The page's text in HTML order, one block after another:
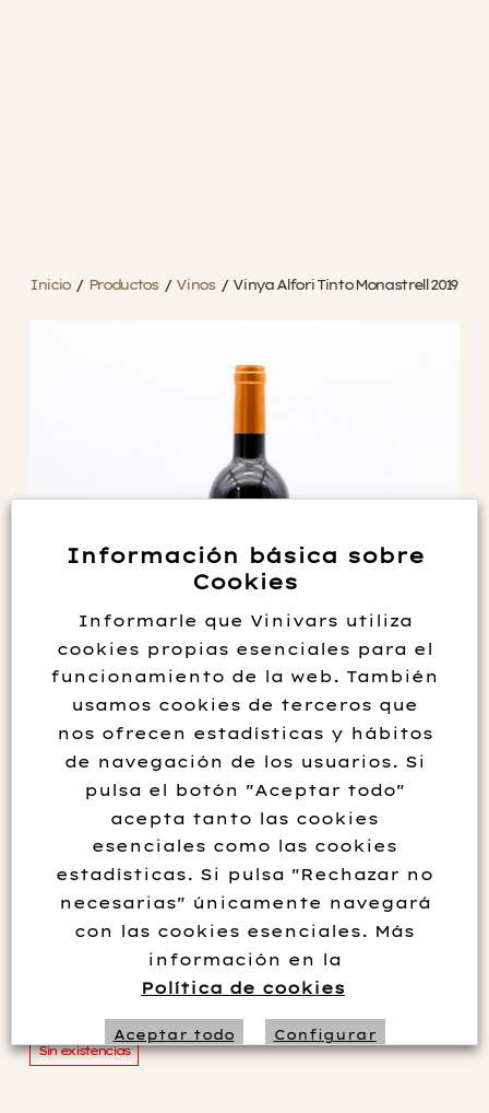
Inicio / Productos / Vinos / Vinya Alfori Tinto Monastrell 2019
VINYA ALFORI TINTO
MONASTRELL 2019
Sin existencias
Información básica sobre
Cookies
Informarle que Vinivars utiliza
cookies propias esenciales para el
funcionamiento de la web. También
usamos cookies de terceros que
nos ofrecen estadísticas y hábitos
de navegación de los usuarios. Si
pulsa el botón "Aceptar todo"
acepta tanto las cookies
esenciales como las cookies
estadísticas. Si pulsa "Rechazar no
necesarias" únicamente navegará
con las cookies esenciales. Más
información en la
Política de cookies
Aceptar todo Configurar